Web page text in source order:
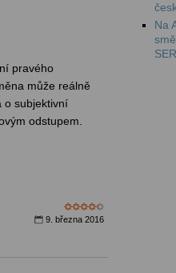
pravého
může reálně
o subjektivní
odstupem.
9. března 2016
Na